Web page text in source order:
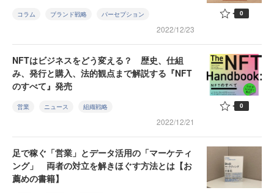
コラム ブランド戦略 パーセプション
2022/12/23
0
NFTはビジネスをどう変える？ 歴史、仕組
み、発行と購入、法的観点まで解説する『NFT
のすべて』発売
営業 ニュース 組織戦略
2022/12/21
0
足で稼ぐ「営業」とデータ活用の「マーケティ
ング」 両者の対立を解きほぐす方法とは【お
薦めの書籍】